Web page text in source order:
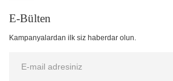
E-Bülten
Kampanyalardan ilk siz haberdar olun.